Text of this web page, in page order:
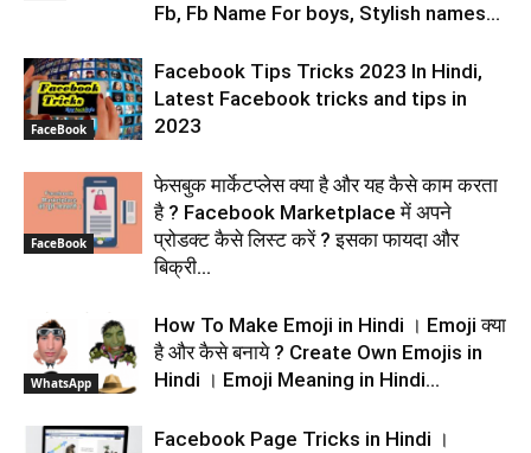
Fb, Fb Name For boys, Stylish names...
FaceBook
Facebook Tips Tricks 2023 In Hindi,
Latest Facebook tricks and tips in
2023
FaceBook
फेसबुक मार्केटप्लेस क्या है और यह कैसे काम करता
है ? Facebook Marketplace में अपने
प्रोडक्ट कैसे लिस्ट करें ? इसका फायदा और
बिक्री...
WhatsApp
How To Make Emoji in Hindi । Emoji क्या
है और कैसे बनाये ? Create Own Emojis in
Hindi । Emoji Meaning in Hindi...
Facebook Page Tricks in Hindi ।